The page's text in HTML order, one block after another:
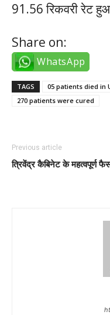
91.56 रिकवरी रेट
Share on:
WhatsApp
TAGS
05 patients died in
270 patients were cured
Previous article
त्रिवेंद्र कैबिनेट के महत्वपूर्ण